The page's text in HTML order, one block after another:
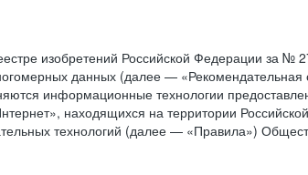
изобретений Российской Федерации за
данных (далее — «Рекомендательная
информационные технологии
находящихся на территории
технологий (далее — «Правила»)